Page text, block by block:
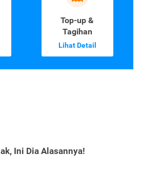
Top-up &
Tagihan
Lihat Detail
Ini Dia Alasannya!